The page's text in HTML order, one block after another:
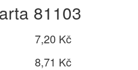
81103
7,20 Kč
8,71 Kč